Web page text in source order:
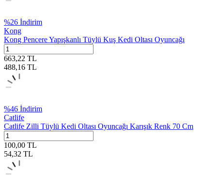
%26 İndirim
Kong
Kong Pencere Yapışkanlı Tüylü Kuş Kedi Oltası Oyuncağı
663,22 TL
488,16 TL
%46 İndirim
Catlife
Catlife Zilli Tüylü Kedi Oltası Oyuncağı Karışık Renk 70 Cm
100,00 TL
54,32 TL